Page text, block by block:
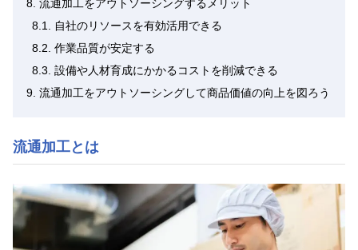
8. 流通加工をアウトソーシングするメリット
8.1.
自社のリソースを有効活用できる
8.2. 作業品質が安定する
8.3. 設備や人材育成にかかるコストを削減できる
9. 流通加工をアウトソーシングして商品価値の向上を図ろう
流通加工とは